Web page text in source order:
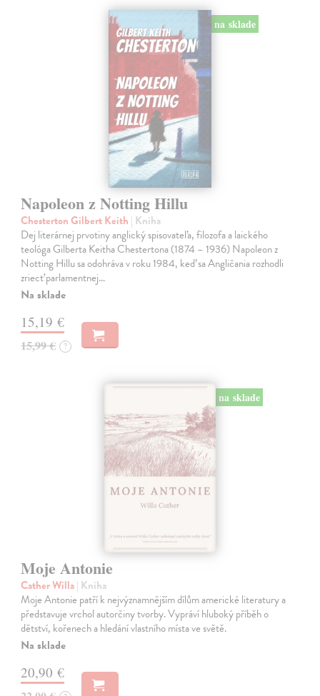
na sklade
Napoleon z Notting Hillu
Chesterton Gilbert Keith | Kniha
Dej literárnej prvotiny anglický spisovateľa, filozofa a laického
teológa Gilberta Keitha Chestertona (1874 – 1936) Napoleon z
Notting Hillu sa odohráva v roku 1984, keď sa Angličania rozhodli
zriecť parlamentnej…
Na sklade
15,19 €
15,99 € ?
na sklade
Moje Antonie
Cather Willa| Kniha
Moje Antonie patří k nejvýznamnějším dílům americké literatury a
představuje vrchol autorčiny tvorby. Vypráví hluboký příběh o
dětství, kořenech a hledání vlastního místa ve světě.
Na sklade
20,90 €